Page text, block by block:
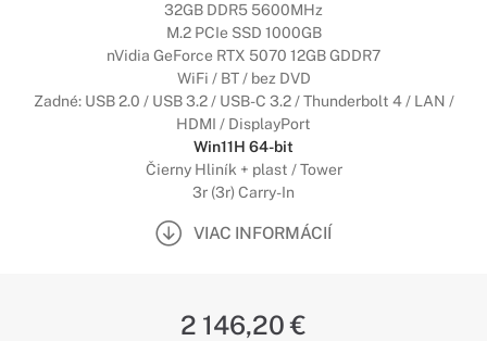
32GB DDR5 5600MHz
M.2 PCIe SSD 1000GB
nVidia GeForce RTX 5070 12GB GDDR7
WiFi / BT / bez DVD
Zadné: USB 2.0 / USB 3.2 / USB-C 3.2 / Thunderbolt 4 / LAN /
HDMI / DisplayPort
Win11H 64-bit
Čierny Hliník + plast / Tower
3r (3r) Carry-In
VIAC INFORMÁCIÍ
2 146,20 €